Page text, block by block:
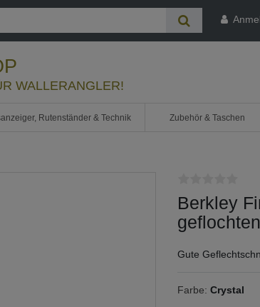
WALLERANGLER!
Rutenständer & Technik Zubehör & Taschen
Berkley
Gute
Farbe: Crystal